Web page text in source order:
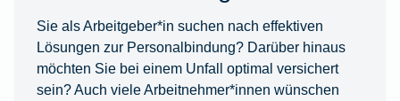
Sie als Arbeitgeber*in suchen nach effektiven
Lösungen zur Personalbindung? Darüber hinaus
möchten Sie bei einem Unfall optimal versichert
sein? Auch viele Arbeitnehmer*innen wünschen